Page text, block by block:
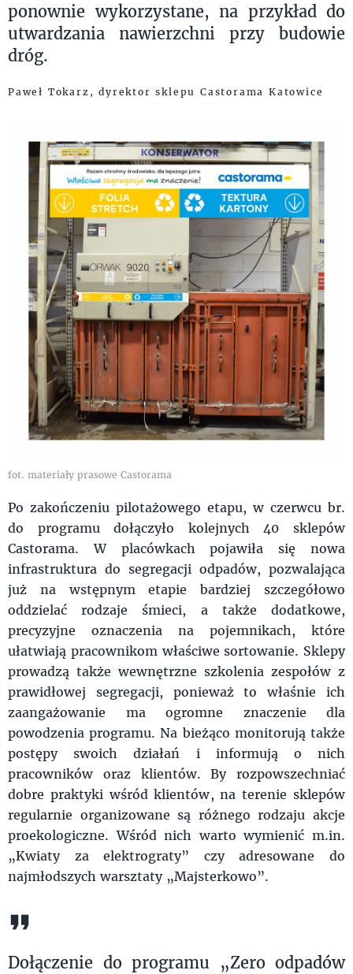
ponownie wykorzystane, na przykład do
utwardzania nawierzchni przy budowie
dróg.
Paweł Tokarz, dyrektor sklepu Castorama Katowice
fot. materiały prasowe Castorama
Po zakończeniu pilotażowego etapu, w czerwcu br.
do programu dołączyło kolejnych 40 sklepów
Castorama. W placówkach pojawiła się nowa
infrastruktura do segregacji odpadów, pozwalająca
już na wstępnym etapie bardziej szczegółowo
oddzielać rodzaje śmieci, a także dodatkowe,
precyzyjne oznaczenia na pojemnikach, które
ułatwiają pracownikom właściwe sortowanie. Sklepy
prowadzą także wewnętrzne szkolenia zespołów z
prawidłowej segregacji, ponieważ to właśnie ich
zaangażowanie ma ogromne znaczenie dla
powodzenia programu. Na bieżąco monitorują także
postępy swoich działań i informują o nich
pracowników oraz klientów. By rozpowszechniać
dobre praktyki wśród klientów, na terenie sklepów
regularnie organizowane są różnego rodzaju akcje
proekologiczne. Wśród nich warto wymienić m.in.
„Kwiaty za elektrograty” czy adresowane do
najmłodszych warsztaty „Majsterkowo”.
Dołączenie do programu „Zero odpadów